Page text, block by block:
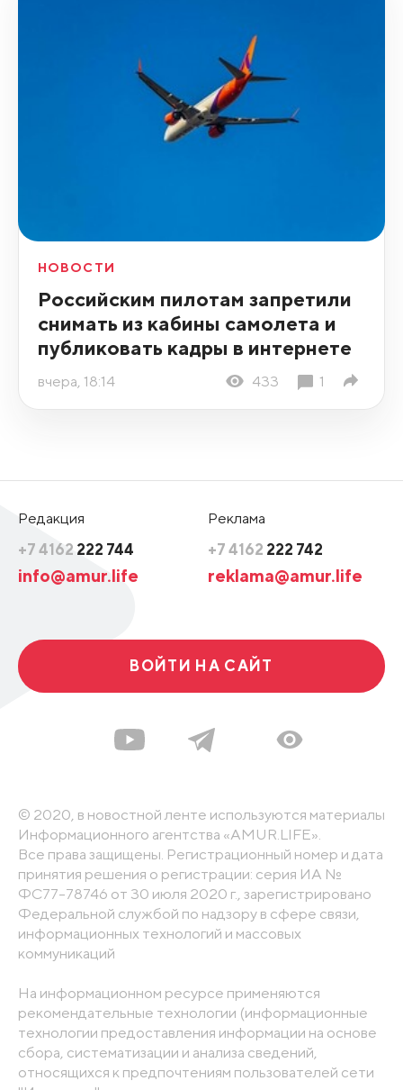
НОВОСТИ
Российским пилотам запретили
снимать из кабины самолета и
публиковать кадры в интернете
вчера, 18:14 433 1
Редакция
+7 4162 222 744
info@amur.life
Реклама
+7 4162 222 742
reklama@amur.life
ВОЙТИ НА САЙТ
© 2020, в новостной ленте используются материалы
Информационного агентства «AMUR.LIFE».
Все права защищены. Регистрационный номер и дата
принятия решения о регистрации: серия ИА №
ФС77-78746 от 30 июля 2020 г., зарегистрировано
Федеральной службой по надзору в сфере связи,
информационных технологий и массовых
коммуникаций
На информационном ресурсе применяются
рекомендательные технологии (информационные
технологии предоставления информации на основе
сбора, систематизации и анализа сведений,
относящихся к предпочтениям пользователей сети